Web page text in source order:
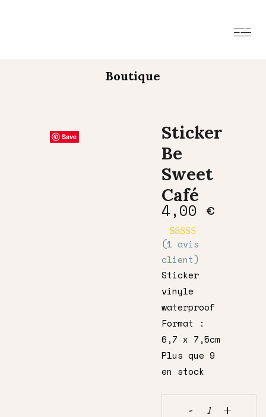
Boutique
Save
Sticker
Be
Sweet
Café
4,00 €
Noté5.00
sur 5 basé
sur
1
notation
client
(1 avis
client)
Sticker
vinyle
waterproof
Format :
6,7 x 7,5cm
Plus que 9
en stock
Save
Save
Save
Save